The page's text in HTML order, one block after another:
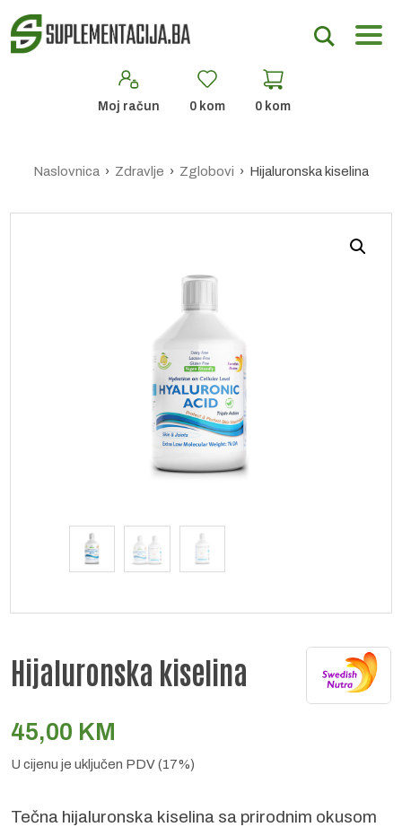
Moj račun 0 kom 0 kom
Naslovnica › Zdravlje › Zglobovi › Hijaluronska kiselina
Hijaluronska kiselina
45,00 KM
U cijenu je uključen PDV (17%)
Tečna hijaluronska kiselina sa prirodnim okusom